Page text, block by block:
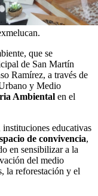
que se
de San Martín
Ramírez, a través de
y Medio
Ambiental en el
educativas
de convivencia,
en sensibilizar a la
del medio
la reforestación y el